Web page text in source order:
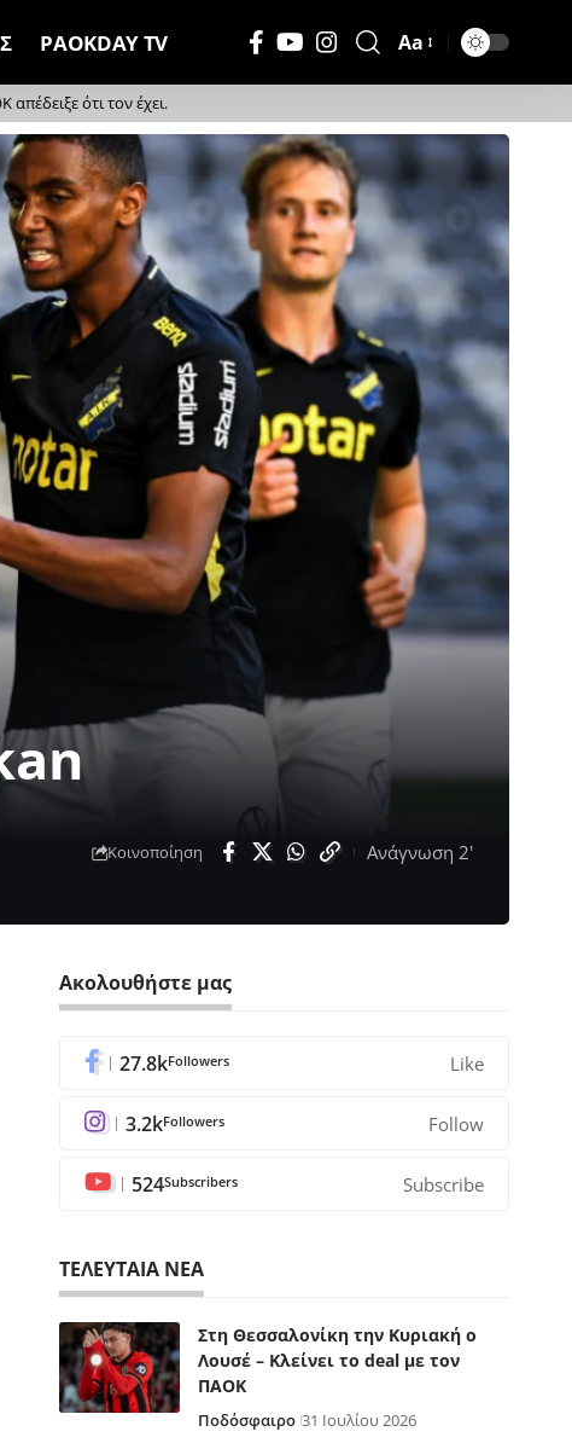
PAOKDAY TV
Μέγεθος
Γραμματοσειράς
Aa
ότι τον έχει.
Κοινοποίηση Ανάγνωση 2'
Ακολουθήστε μας
27.8kFollowers Like
3.2kFollowers Follow
524Subscribers Subscribe
ΤΕΛΕΥΤΑΙΑ ΝΕΑ
Στη Θεσσαλονίκη την Κυριακή ο
Λουσέ – Κλείνει το deal με τον
ΠΑΟΚ
Ποδόσφαιρο 31 Ιουλίου 2026